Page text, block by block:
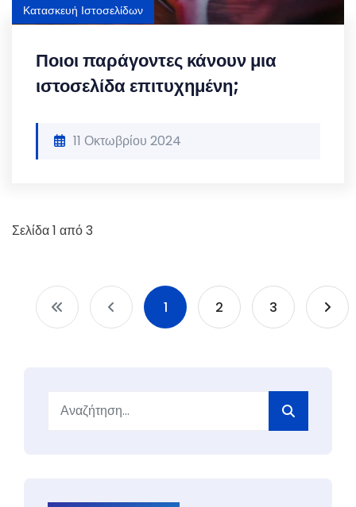
Ποιοι παράγοντες κάνουν μια
ιστοσελίδα επιτυχημένη;
11 Οκτωβρίου 2024
Κατασκευή Ιστοσελίδων
Σελίδα 1 από 3
1 2 3
Αναζήτηση...